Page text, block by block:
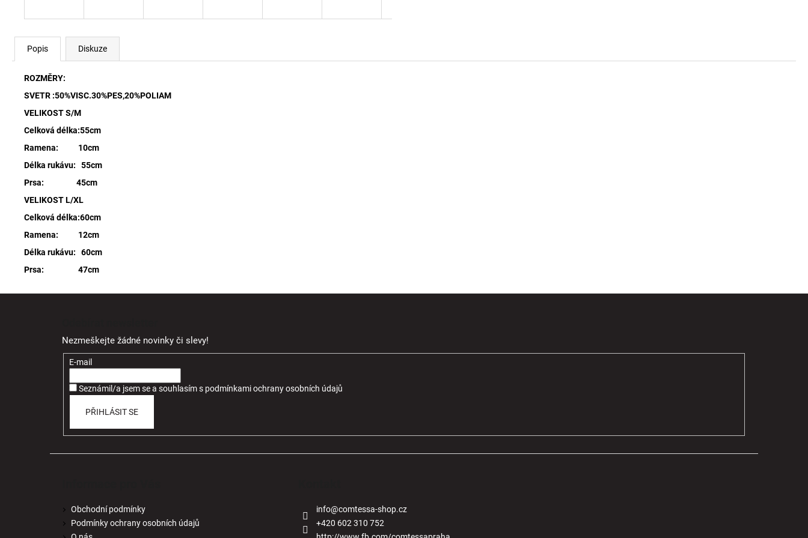
Popis Diskuze
ROZMĚRY:
SVETR :50%VISC.30%PES,20%POLIAM
VELIKOST S/M
Celková délka:55cm
Ramena: 10cm
Délka rukávu: 55cm
Prsa: 45cm
VELIKOST L/XL
Celková délka:60cm
Ramena: 12cm
Délka rukávu: 60cm
Prsa: 47cm
Nezmeškejte žádné novinky či slevy!
E-mail
Seznámil/a jsem se a souhlasíms podmínkami ochrany osobních údajů
PŘIHLÁSIT SE
Obchodní podmínky
Podmínky ochrany osobních údajů
info@comtessa-shop.cz
+420 602 310 752